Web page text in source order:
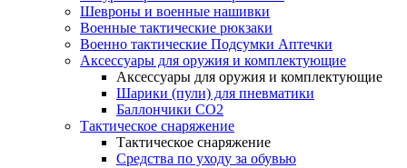
Шевроны и военные нашивки
Военные тактические рюкзаки
Военно тактические Подсумки Аптечки
Аксессуары для оружия и комплектующие
Аксессуары для оружия и комплектующие
Шарики (пули) для пневматики
Баллончики CO2
Тактическое снаряжение
Тактическое снаряжение
Средства по уходу за обувью